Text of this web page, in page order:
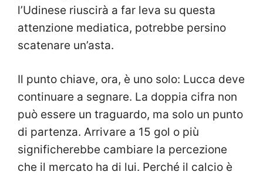
l’Udinese riuscirà a far leva su questa
attenzione mediatica, potrebbe persino
scatenare un’asta.
Il punto chiave, ora, è uno solo: Lucca deve
continuare a segnare. La doppia cifra non
può essere un traguardo, ma solo un punto
di partenza. Arrivare a 15 gol o più
significherebbe cambiare la percezione
che il mercato ha di lui. Perché il calcio è